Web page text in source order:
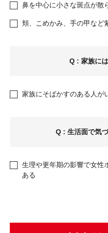
鼻を中心に小さな斑点が散
頬、こめかみ、手の甲など
Q : 家族に
家族にそばかすのある人が
Q : 生活面で気
生理や更年期の影響で女性
ある